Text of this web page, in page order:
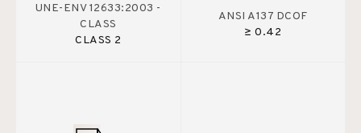
UNE-ENV 12633:2003 -
CLASS
CLASS 2
ANSI A137 DCOF
≥ 0.42